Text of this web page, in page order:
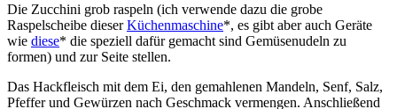
Die Zucchini grob raspeln (ich verwende dazu die grobe
Raspelscheibe dieserKüchenmaschine*, es gibt aber auch Geräte
wie diese* die speziell dafür gemacht sind Gemüsenudeln zu
formen) und zur Seite stellen.
Das Hackfleisch mit dem Ei, den gemahlenen Mandeln, Senf, Salz,
Pfeffer und Gewürzen nach Geschmack vermengen. Anschließend